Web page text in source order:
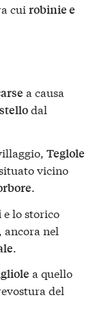
cui robinie e
a causa
dal
Teglole
vicino
.
e lo storico
ancora nel
a quello
del